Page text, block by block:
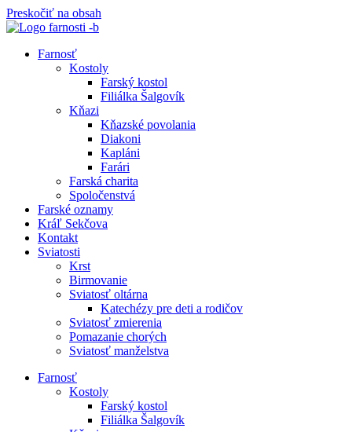
Preskočiť na obsah
Farnosť
Kostoly
Farský kostol
Filiálka Šalgovík
Kňazi
Kňazské povolania
Diakoni
Kapláni
Farári
Farská charita
Spoločenstvá
Farské oznamy
Kráľ Sekčova
Kontakt
Sviatosti
Krst
Birmovanie
Sviatosť oltárna
Katechézy pre deti a rodičov
Sviatosť zmierenia
Pomazanie chorých
Sviatosť manželstva
Farnosť
Kostoly
Farský kostol
Filiálka Šalgovík